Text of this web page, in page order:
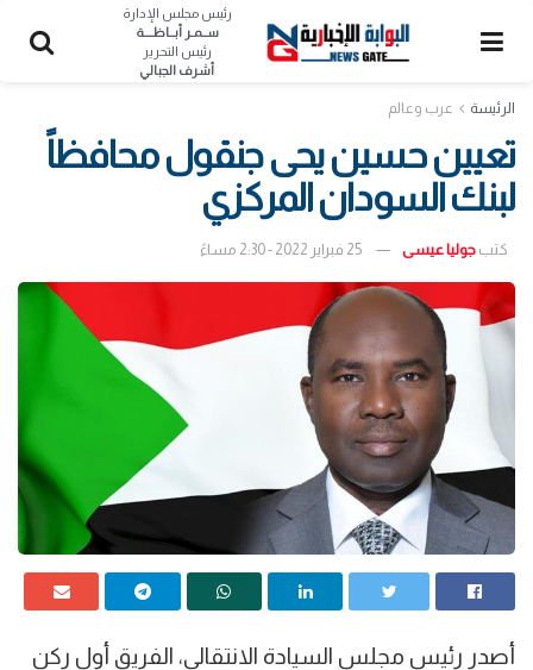
رئيس مجلس الإدارة
ســمـر أبــاظــــة
رئيس التحرير
أشرف الجبالي
الرئيسة عرب وعالم
تعيين حسين يحى جنقول محافظاً
لبنك السودان المركزي
كتب جوليا عيسى 25 فبراير 2022 - 2:30 مساءً
أصدر رئيس مجلس السيادة الانتقالي، الفريق أول ركن